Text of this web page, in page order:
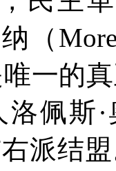
（
一的
洛佩斯
派结